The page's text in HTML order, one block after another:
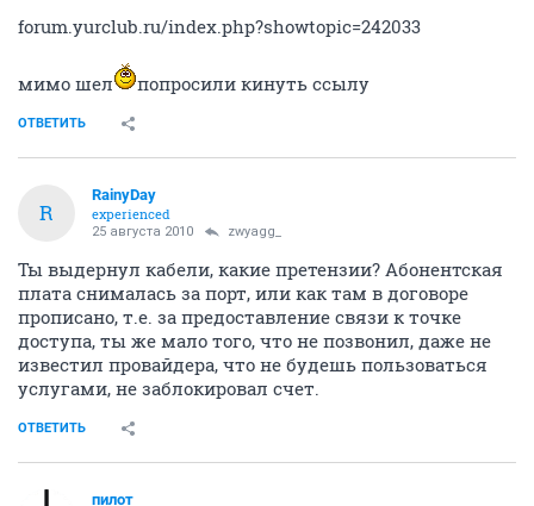
forum.yurclub.ru/index.php?showtopic=242033
мимо шел попросили кинуть ссылу
ОТВЕТИТЬ
R
RainyDay
experienced
25 августа 2010 zwyagg_
Ты выдернул кабели, какие претензии? Абонентская
плата снималась за порт, или как там в договоре
прописано, т.е. за предоставление связи к точке
доступа, ты же мало того, что не позвонил, даже не
известил провайдера, что не будешь пользоваться
услугами, не заблокировал счет.
ОТВЕТИТЬ
пилот